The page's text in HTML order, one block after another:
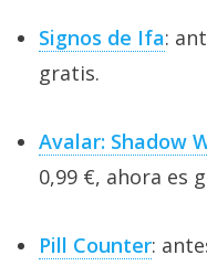
Signos de Ifa:
gratis.
Avalar: Shadow
0,99 €, ahora es
Pill Counter: